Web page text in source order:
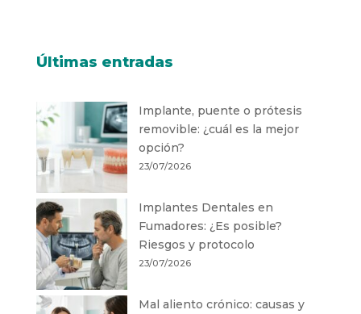
Últimas entradas
Implante, puente o prótesis
removible: ¿cuál es la mejor
opción?
23/07/2026
Implantes Dentales en
Fumadores: ¿Es posible?
Riesgos y protocolo
23/07/2026
Mal aliento crónico: causas y